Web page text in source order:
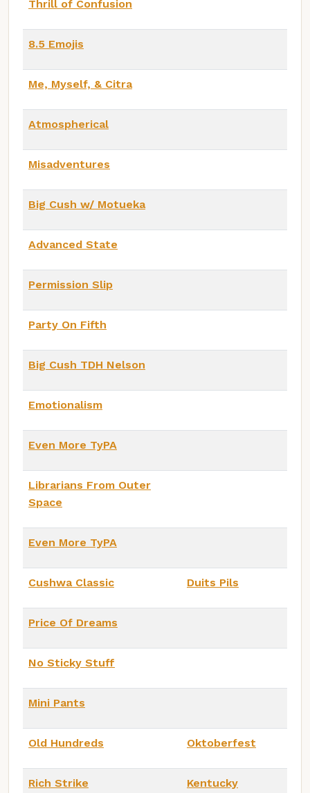
Thrill of Confusion
8.5 Emojis
Me, Myself, & Citra
Atmospherical
Misadventures
Big Cush w/ Motueka
Advanced State
Permission Slip
Party On Fifth
Big Cush TDH Nelson
Emotionalism
Even More TyPA
Librarians From Outer
Space
Even More TyPA
Cushwa Classic Duits Pils
Price Of Dreams
No Sticky Stuff
Mini Pants
Old Hundreds Oktoberfest
Rich Strike
Kentucky